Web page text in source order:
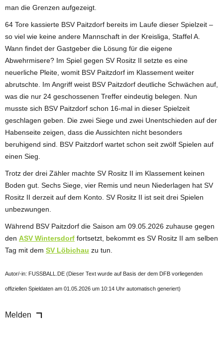
man die Grenzen aufgezeigt.
64 Tore kassierte BSV Paitzdorf bereits im Laufe dieser Spielzeit –
so viel wie keine andere Mannschaft in der Kreisliga, Staffel A.
Wann findet der Gastgeber die Lösung für die eigene
Abwehrmisere? Im Spiel gegen SV Rositz II setzte es eine
neuerliche Pleite, womit BSV Paitzdorf im Klassement weiter
abrutschte. Im Angriff weist BSV Paitzdorf deutliche Schwächen auf,
was die nur 24 geschossenen Treffer eindeutig belegen. Nun
musste sich BSV Paitzdorf schon 16-mal in dieser Spielzeit
geschlagen geben. Die zwei Siege und zwei Unentschieden auf der
Habenseite zeigen, dass die Aussichten nicht besonders
beruhigend sind. BSV Paitzdorf wartet schon seit zwölf Spielen auf
einen Sieg.
Trotz der drei Zähler machte SV Rositz II im Klassement keinen
Boden gut. Sechs Siege, vier Remis und neun Niederlagen hat SV
Rositz II derzeit auf dem Konto. SV Rositz II ist seit drei Spielen
unbezwungen.
Während BSV Paitzdorf die Saison am 09.05.2026 zuhause gegen
den ASV Wintersdorf fortsetzt, bekommt es SV Rositz II am selben
Tag mit dem SV Löbichau zu tun.
Autor/-in: FUSSBALL.DE (Dieser Text wurde auf Basis der dem DFB vorliegenden
offiziellen Spieldaten am 01.05.2026 um 10:14 Uhr automatisch generiert)
Melden